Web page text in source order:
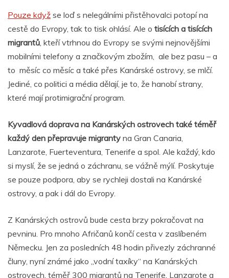
Pouze když se loď s nelegálními přistěhovalci potopí na
cestě do Evropy, tak to tisk ohlásí. Ale o tisících a tisících
migrantů , kteří vtrhnou do Evropy se svými nejnovějšími
mobilními telefony a značkovým zbožím, ale bez pasu – a
to měsíc co měsíc a také přes Kanárské ostrovy, se mlčí.
Jediné, co politici a média dělají, je to, že hanobí strany,
které mají protimigrační program.
Kyvadlová doprava na Kanárských ostrovech také téměř
každý den přepravuje migranty na Gran Canaria,
Lanzarote, Fuerteventura, Tenerife a spol. Ale každý, kdo
si myslí, že se jedná o záchranu, se vážně mýlí. Poskytuje
se pouze podpora, aby se rychleji dostali na Kanárské
ostrovy, a pak i dál do Evropy.
Z Kanárských ostrovů bude cesta brzy pokračovat na
pevninu. Pro mnoho Afričanů končí cesta v zaslíbeném
Německu. Jen za posledních 48 hodin přivezly záchranné
čluny, nyní známé jako „vodní taxíky“ na Kanárských
ostrovech, téměř 300 migrantů na Tenerife, Lanzarote a